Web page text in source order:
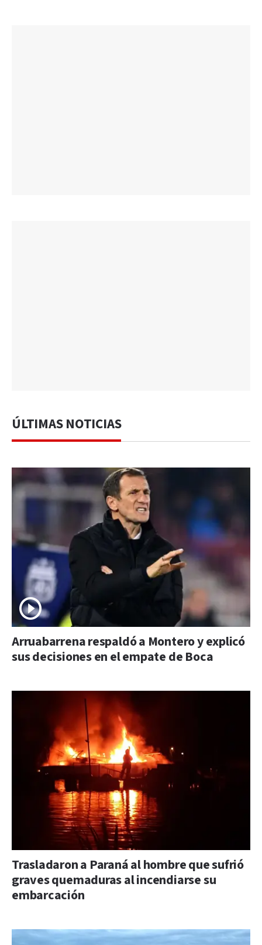
ÚLTIMAS NOTICIAS
Arruabarrena respaldó a Montero y explicó
sus decisiones en el empate de Boca
Trasladaron a Paraná al hombre que sufrió
graves quemaduras al incendiarse su
embarcación